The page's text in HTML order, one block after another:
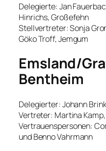
Delegierte: Jan
Hinrichs, Großefehn
Stellvertreter: Sonja
Göko Troff, Jemgum
Emsland/
Bentheim
Delegierter: Johann
Vertreter: Martina
Vertrauenspersonen:
und Benno Vahrmann